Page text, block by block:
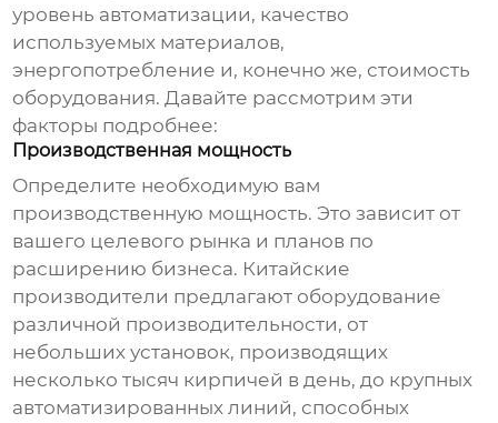
уровень автоматизации, качество
используемых материалов,
энергопотребление и, конечно же, стоимость
оборудования. Давайте рассмотрим эти
факторы подробнее:
Производственная мощность
Определите необходимую вам
производственную мощность. Это зависит от
вашего целевого рынка и планов по
расширению бизнеса. Китайские
производители предлагают оборудование
различной производительности, от
небольших установок, производящих
несколько тысяч кирпичей в день, до крупных
автоматизированных линий, способных